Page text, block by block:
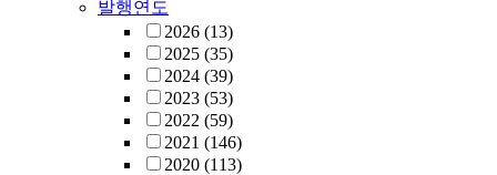
발행연도
2026 (13)
2025 (35)
2024 (39)
2023 (53)
2022 (59)
2021 (146)
2020 (113)